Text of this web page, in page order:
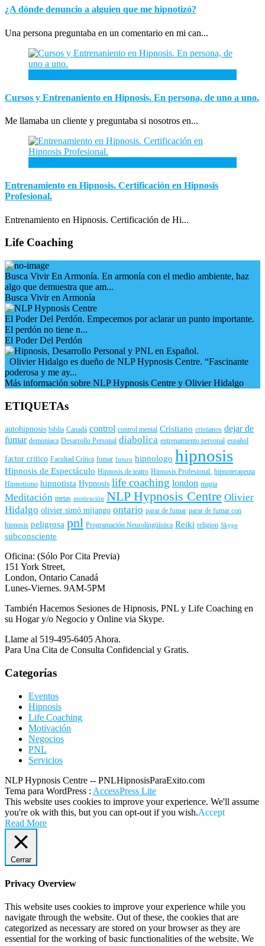
¿A dónde denuncio a alguien que me hipnotizó?
Una persona preguntaba en un comentario en mi can...
Cursos y Entrenaniento en Hipnosis. En persona, de uno a uno.
Me llamaba un cliente y preguntaba si nosotros en...
Entrenamiento en Hipnosis. Certificación en Hipnosis
Profesional.
Entrenamiento en Hipnosis. Certificación de Hi...
Life Coaching
Busca Vivir En Armonía. En armonía con el medio ambiente, haz
algo que demuestra que am...
Busca Vivir en Armonía
El Poder Del Perdón. Empecemos por aclarar un punto importante.
El perdón no tiene n...
El Poder Del Perdón
Olivier Hidalgo es dueño de NLP Hypnosis Centre. “Fascinante
poderosa y me ay...
Más información sobre NLP Hypnosis Centre y Olivier Hidalgo
ETIQUETAs
autohipnosis biblia Canadá control control mental Cristiano cristianos dejar de
fumar demoniaca Desarrollo Personal diabolica entrenamiento personal español
factor critico Facultad Crítica fumar futuro hipnologo hipnosis
Hipnosis de Espectáculo Hipnosis de teatro Hipnosis Profesional. hipnoterapeuta
Hipnotismo hipnotista Hypnosis life coaching london magia
Meditación metas motivación NLP Hypnosis Centre Olivier
Hidalgo olivier simó mijango ontario parar de fumar parar de fumar con
hipnosis peligrosa pnl Programación Neurolingüística Reiki religion Skype
subconsciente
Oficina: (Sólo Por Cita Previa)
151 York Street,
London, Ontario Canadá
Lunes-Viernes. 9AM-5PM
También Hacemos Sesiones de Hipnosis, PNL y Life Coaching en
su Hogar y/o Negocio y Online via Skype.
Llame al 519-495-6405 Ahora.
Para Una Cita de Consulta Confidencial y Gratis.
Categorías
Eventos
Hipnosis
Life Coaching
Motivación
Negocios
PNL
Servicios
NLP Hypnosis Centre -- PNLHipnosisParaExito.com
Tema para WordPress : AccessPress Lite
This website uses cookies to improve your experience. We'll assume
you're ok with this, but you can opt-out if you wish.Accept
Read More
Cerrar
Privacy Overview
This website uses cookies to improve your experience while you
navigate through the website. Out of these, the cookies that are
categorized as necessary are stored on your browser as they are
essential for the working of basic functionalities of the website. We